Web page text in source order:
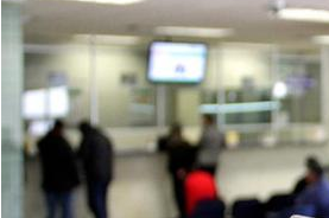
México:
que
empresarios
contribuyentes